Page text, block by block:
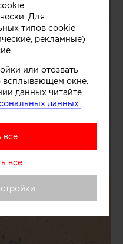
Для
типов cookie
рекламные)
или отозвать
всплывающем окне.
данных читайте
данных.
все
все